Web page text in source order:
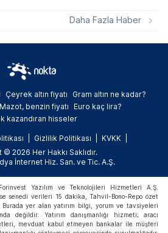
Daha Fazla Haber
Çeyrek altın fiyatı
Gram altın ne kadar?
Mazot, benzin fiyatı
Euro kaç lira?
kazandıran hisseler
Gizlilik Politikası
KVKK
2026 Her Hakkı Saklıdır.
İnternet Hiz. San. ve Tic. A.Ş.
Yazılım ve Teknolojileri Hizmetleri A.Ş.
senedi verileri 15 dakika, Tahvil-Bono-Repo özet
yer alan yatırım bilgi, yorum ve tavsiyeleri
değildir. Yatırım danışmanlığı hizmeti; aracı
mevduat kabul etmeyen bankalar ile müşteri